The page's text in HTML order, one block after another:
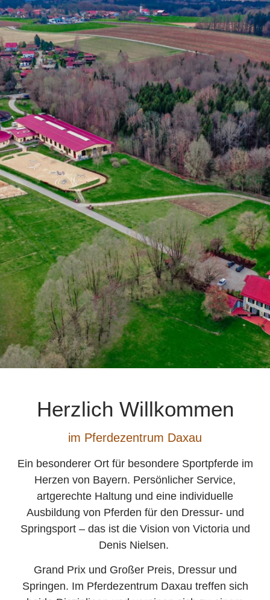
Herzlich Willkommen
im Pferdezentrum Daxau
Ein besonderer Ort für besondere Sportpferde im
Herzen von Bayern. Persönlicher Service,
artgerechte Haltung und eine individuelle
Ausbildung von Pferden für den Dressur- und
Springsport – das ist die Vision von Victoria und
Denis Nielsen.
Grand Prix und Großer Preis, Dressur und
Springen. Im Pferdezentrum Daxau treffen sich